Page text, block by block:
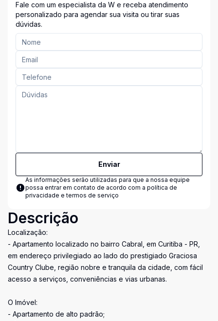
Fale com um especialista da W e receba atendimento
personalizado para agendar sua visita ou tirar suas
dúvidas.
Enviar
As informações serão utilizadas para que a nossa equipe
possa entrar em contato de acordo com a política de
privacidade e termos de serviço
Descrição
Localização:
- Apartamento localizado no bairro Cabral, em Curitiba - PR,
em endereço privilegiado ao lado do prestigiado Graciosa
Country Clube, região nobre e tranquila da cidade, com fácil
acesso a serviços, conveniências e vias urbanas.
O Imóvel:
- Apartamento de alto padrão;